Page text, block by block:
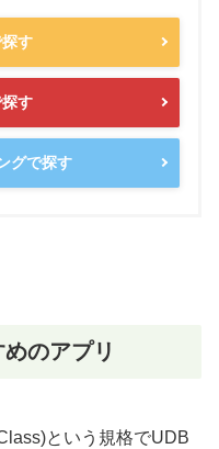
す
す
グで探す
のアプリ
という規格でUDB